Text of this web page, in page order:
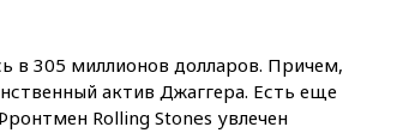
В Братиславе загорелся
крупнейший НПЗ Slovnaft
в 305 миллионов долларов. Причем,
актив Джаггера. Есть еще
Rolling Stones увлечен